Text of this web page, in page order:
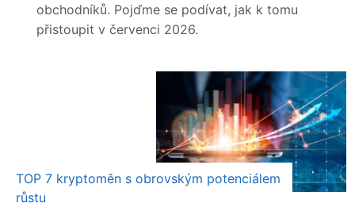
obchodníků. Pojďme se podívat, jak k tomu
přistoupit v červenci 2026.
TOP 7 kryptoměn s obrovským potenciálem
růstu